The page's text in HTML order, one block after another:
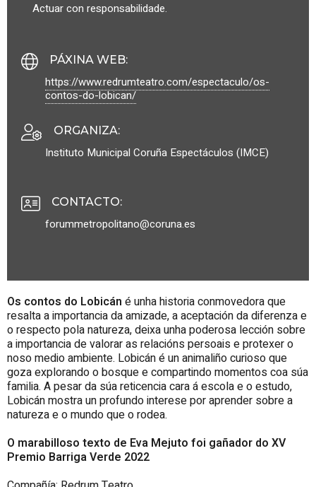
Actuar con responsabilidade.
PÁXINA WEB:
https://www.redrumteatro.com/espectaculo/os-
contos-do-lobican/
ORGANIZA:
Instituto Municipal Coruña Espectáculos (IMCE)
CONTACTO:
forummetropolitano@coruna.es
Os contos do Lobicán é unha historia conmovedora que
resalta a importancia da amizade, a aceptación da diferenza e
o respecto pola natureza, deixa unha poderosa lección sobre
a importancia de valorar as relacións persoais e protexer o
noso medio ambiente. Lobicán é un animaliño curioso que
goza explorando o bosque e compartindo momentos coa súa
familia. A pesar da súa reticencia cara á escola e o estudo,
Lobicán mostra un profundo interese por aprender sobre a
natureza e o mundo que o rodea.
O marabilloso texto de Eva Mejuto foi gañador do XV
Premio Barriga Verde 2022